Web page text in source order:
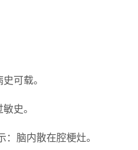
可载。
史。
脑内散在腔梗灶。